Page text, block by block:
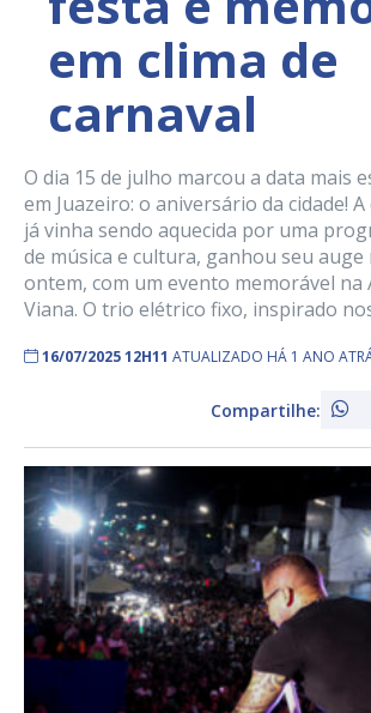
em clima de
carnaval
O dia 15 de julho marcou a data mais
em Juazeiro: o aniversário da cidade!
já vinha sendo aquecida por uma
de música e cultura, ganhou seu auge
ontem, com um evento memorável na
Viana. O trio elétrico fixo, inspirado
16/07/2025 12H11 ATUALIZADO HÁ 1 ANO
Compartilhe: